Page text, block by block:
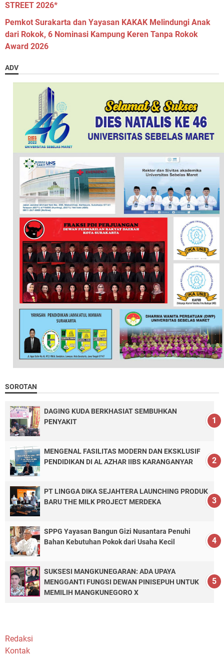
STREET 2026*
Pemkot Surakarta dan Yayasan KAKAK Melindungi Anak
dari Rokok, 6 Nominasi Kampung Keren Tanpa Rokok
Award 2026
ADV
SOROTAN
DAGING KUDA BERKHASIAT SEMBUHKAN
PENYAKIT
MENGENAL FASILITAS MODERN DAN EKSKLUSIF
PENDIDIKAN DI AL AZHAR IIBS KARANGANYAR
PT LINGGA DIKA SEJAHTERA LAUNCHING PRODUK
BARU THE MILK PROJECT MERDEKA
SPPG Yayasan Bangun Gizi Nusantara Penuhi
Bahan Kebutuhan Pokok dari Usaha Kecil
SUKSESI MANGKUNEGARAN: ADA UPAYA
MENGGANTI FUNGSI DEWAN PINISEPUH UNTUK
MEMILIH MANGKUNEGORO X
Redaksi
Kontak